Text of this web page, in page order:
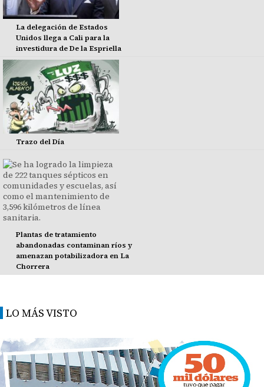
La delegación de Estados
Unidos llega a Cali para la
investidura de De la Espriella
Trazo del Día
Plantas de tratamiento
abandonadas contaminan ríos y
amenazan potabilizadora en La
Chorrera
LO MÁS VISTO